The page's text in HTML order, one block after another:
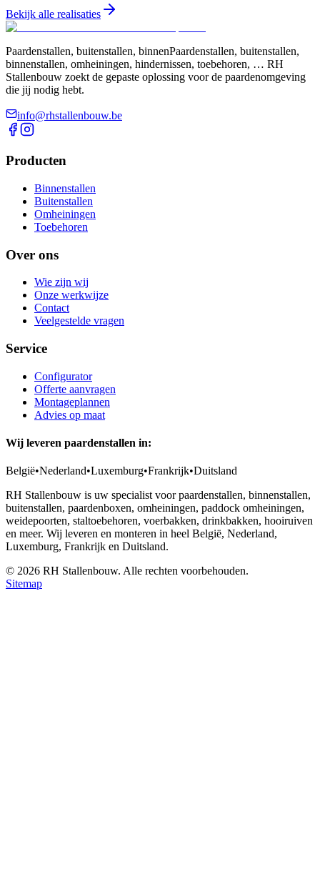
Bekijk alle realisaties
Paardenstallen, buitenstallen, binnenPaardenstallen, buitenstallen,
binnenstallen, omheiningen, hindernissen, toebehoren, … RH
Stallenbouw zoekt de gepaste oplossing voor de paardenomgeving
die jij nodig hebt.
info@rhstallenbouw.be
Producten
Binnenstallen
Buitenstallen
Omheiningen
Toebehoren
Over ons
Wie zijn wij
Onze werkwijze
Contact
Veelgestelde vragen
Service
Configurator
Offerte aanvragen
Montageplannen
Advies op maat
Wij leveren paardenstallen in:
België•Nederland•Luxemburg•Frankrijk•Duitsland
RH Stallenbouw is uw specialist voor paardenstallen, binnenstallen,
buitenstallen, paardenboxen, omheiningen, paddock omheiningen,
weidepoorten, staltoebehoren, voerbakken, drinkbakken, hooiruiven
en meer. Wij leveren en monteren in heel België, Nederland,
Luxemburg, Frankrijk en Duitsland.
© 2026 RH Stallenbouw. Alle rechten voorbehouden.
Sitemap